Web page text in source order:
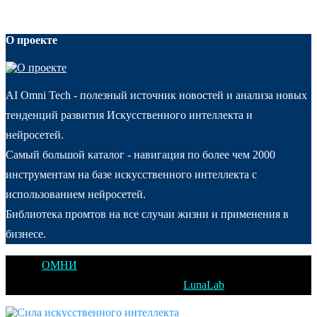
О проекте
AI Omni Tech - полезный источник новостей и анализа новых
тенденций развития Искусственного интеллекта и
нейросетей.
Самый большой каталог - навигация по более чем 2000
инструментам на базе искусственного интеллекта с
использованием нейросетей.
Библиотека промтов на все случаи жизни и применения в
бизнесе.
ОМНИ
LunaLab